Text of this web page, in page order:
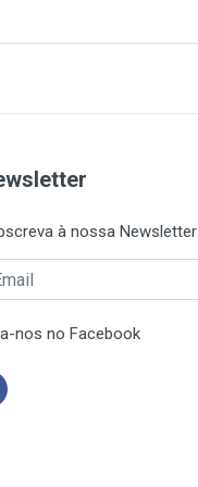
à nossa Newsletter
nos no Facebook